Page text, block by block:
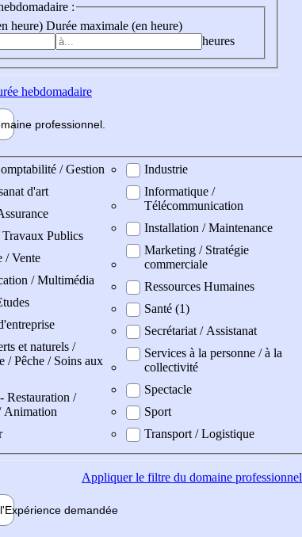
:
heure) Durée maximale (en heure)
heures
hebdomadaire
professionnel
/ Gestion
d'art
Publics
/ Vente
/ Multimédia
et naturels /
/ Pêche / Soins aux
Restauration /
Animation
Industrie
Informatique /
Télécommunication
Installation / Maintenance
Marketing / Stratégie
commerciale
Ressources Humaines
Santé (1)
Secrétariat / Assistanat
Services à la personne / à la
collectivité
Spectacle
Sport
Transport / Logistique
Appliquerle filtre du domaine professionnel
Expérience demandée